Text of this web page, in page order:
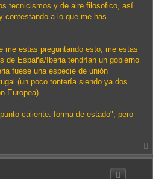
tecnicismos y de aire filosofico, así
contestando a lo que me has
me estas preguntando esto, me estas
de España/Iberia tendrían un gobierno
fuese una especie de unión
(un poco tontería siendo ya dos
Europea).
caliente: forma de estado", pero
r